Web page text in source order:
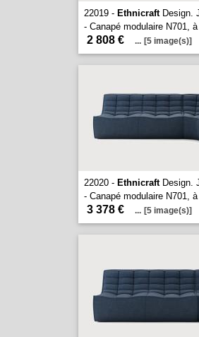
22019 - EthnicraftDesign.
- Canapé modulaire N701,
2 808 € ... [5 image(s)]
22020 - EthnicraftDesign.
- Canapé modulaire N701,
3 378 € ... [5 image(s)]